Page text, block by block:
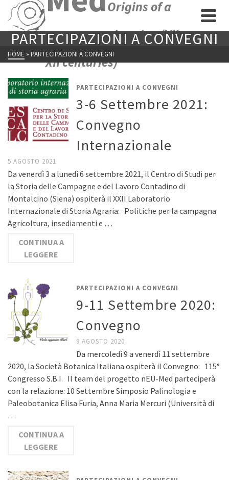
Origins of a
new economic union (VII-
XII centuries)
PARTECIPAZIONI A CONVEGNI
HOME » PARTECIPAZIONI A CONVEGNI
PARTECIPAZIONI A CONVEGNI
3-6 Settembre 2021:
Convegno
Internazionale
5 AGOSTO 2021
Da venerdì 3 a lunedì 6 settembre 2021, il Centro di Studi per
la Storia delle Campagne e del Lavoro Contadino di
Montalcino (Siena) ospiterà il XXII Laboratorio
Internazionale di Storia Agraria: Politiche per la campagna
Agricoltura, insediamenti e …
CONTINUA A
LEGGERE
PARTECIPAZIONI A CONVEGNI
9-11 Settembre 2020:
Convegno
9 AGOSTO 2020
Da mercoledì 9 a venerdì 11 settembre
2020, la Società Botanica Italiana ospiterà il Convegno: 115°
Congresso S.B.I. Il team del progetto nEU-Med parteciperà
con la relazione: 10 Settembre Simposio Palinologia e
Paleobotanica Elisa Furia, Anna Maria Mercuri (Università di
…
CONTINUA A
LEGGERE